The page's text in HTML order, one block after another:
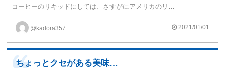
@kadora357 2021/01/01
ちょっとクセがある美味しい高級豆のコーヒーリキ...